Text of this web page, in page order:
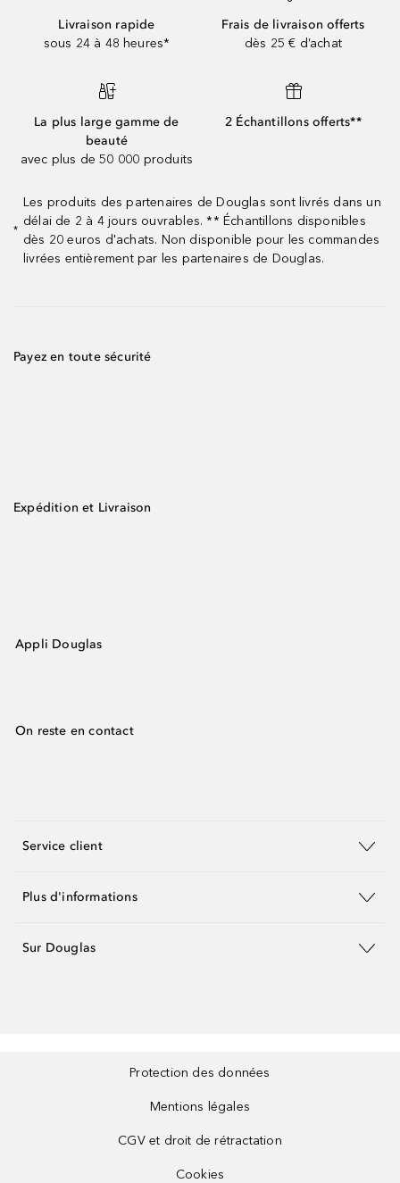
Livraison rapide
sous 24 à 48 heures*
Frais de livraison offerts
dès 25 € d’achat
La plus large gamme de
beauté
avec plus de 50 000 produits
2 Échantillons offerts**
*
Les produits des partenaires de Douglas sont livrés dans un
délai de 2 à 4 jours ouvrables. ** Échantillons disponibles
dès 20 euros d'achats. Non disponible pour les commandes
livrées entièrement par les partenaires de Douglas.
Payez en toute sécurité
Expédition et Livraison
Appli Douglas
On reste en contact
Service client
Plus d'informations
Sur Douglas
Protection des données
Mentions légales
CGV et droit de rétractation
Cookies